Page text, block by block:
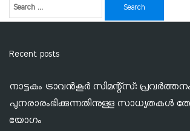
Recent posts
നാട്ടകം ട്രാവൻകൂർ സിമന്റ്‌സ്:
പുനരാരംഭിക്കുന്നതിനുള്ള സാധ്യതകൾ
യോഗം